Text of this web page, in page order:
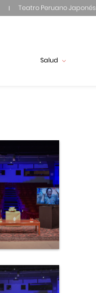
Teatro Peruano Japonés
Salud